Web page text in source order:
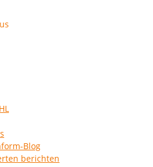
Blog
berichten